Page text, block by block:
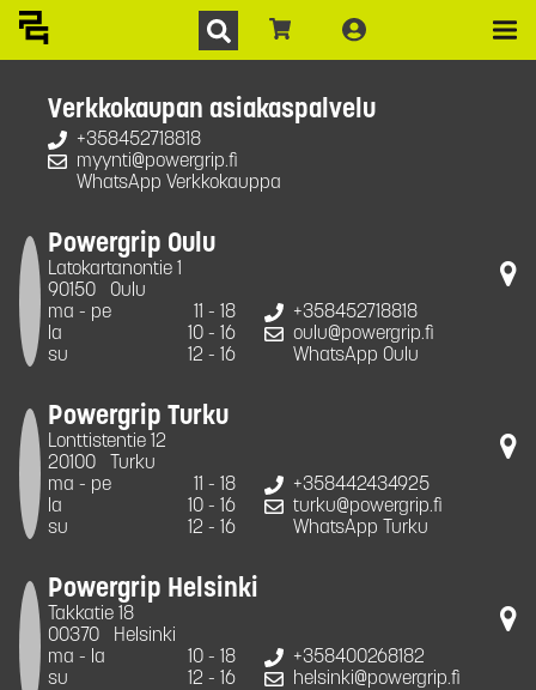
Verkkokaupan asiakaspalvelu
+358452718818
myynti@powergrip.fi
WhatsApp Verkkokauppa
Powergrip Oulu
Latokartanontie 1
90150
Oulu
ma - pe
11 - 18
la
10 - 16
su
12 - 16
+358452718818
oulu@powergrip.fi
WhatsApp Oulu
Powergrip Turku
Lonttistentie 12
20100
Turku
ma - pe
11 - 18
la
10 - 16
su
12 - 16
+358442434925
turku@powergrip.fi
WhatsApp Turku
Powergrip Helsinki
Takkatie 18
00370
Helsinki
ma - la
10 - 18
su
12 - 16
+358400268182
helsinki@powergrip.fi